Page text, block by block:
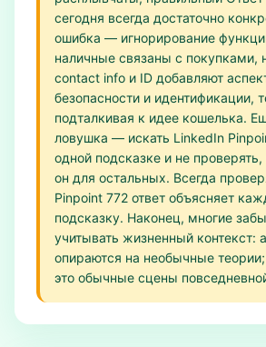
сегодня всегда достаточно
ошибка — игнорирование
наличные связаны с покупками,
contact info и ID добавляют
безопасности и идентификации,
подталкивая к идее кошелька.
ловушка — искать LinkedIn
одной подсказке и не
он для остальных. Всегда
Pinpoint 772 ответ объясняет
подсказку. Наконец, многие
учитывать жизненный контекст:
опираются на необычные теории;
это обычные сцены